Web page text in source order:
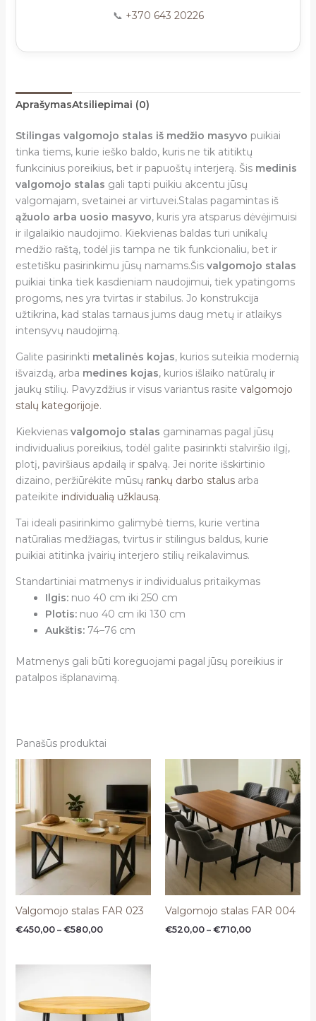
📞 +370 643 20226
AprašymasAtsiliepimai (0)
Stilingas valgomojo stalas iš medžio masyvo puikiai
tinka tiems, kurie ieško baldo, kuris ne tik atitiktų
funkcinius poreikius, bet ir papuoštų interjerą. Šis medinis
valgomojo stalas gali tapti puikiu akcentu jūsų
valgomajam, svetainei ar virtuvei.Stalas pagamintas iš
ąžuolo arba uosio masyvo, kuris yra atsparus dėvėjimuisi
ir ilgalaikio naudojimo. Kiekvienas baldas turi unikalų
medžio raštą, todėl jis tampa ne tik funkcionaliu, bet ir
estetišku pasirinkimu jūsų namams.Šis valgomojo stalas
puikiai tinka tiek kasdieniam naudojimui, tiek ypatingoms
progoms, nes yra tvirtas ir stabilus. Jo konstrukcija
užtikrina, kad stalas tarnaus jums daug metų ir atlaikys
intensyvų naudojimą.
Galite pasirinkti metalinės kojas, kurios suteikia modernią
išvaizdą, arba medines kojas, kurios išlaiko natūralų ir
jaukų stilių. Pavyzdžius ir visus variantus rasite valgomojo
stalų kategorijoje.
Kiekvienas valgomojo stalas gaminamas pagal jūsų
individualius poreikius, todėl galite pasirinkti stalviršio ilgį,
plotį, paviršiaus apdailą ir spalvą. Jei norite išskirtinio
dizaino, peržiūrėkite mūsų rankų darbo stalusarba
pateikite individualią užklausą.
Tai ideali pasirinkimo galimybė tiems, kurie vertina
natūralias medžiagas, tvirtus ir stilingus baldus, kurie
puikiai atitinka įvairių interjero stilių reikalavimus.
Standartiniai matmenys ir individualus pritaikymas
Ilgis:nuo 40 cm iki 250 cm
Plotis:nuo 40 cm iki 130 cm
Aukštis:74–76 cm
Matmenys gali būti koreguojami pagal jūsų poreikius ir
patalpos išplanavimą.
Panašūs produktai
Valgomojo stalas FAR 023
€450,00 – €580,00
€450,00
€580,00
Valgomojo stalas FAR 004
€520,00 – €710,00
range:
€520,00
through
€710,00
through
€460,00